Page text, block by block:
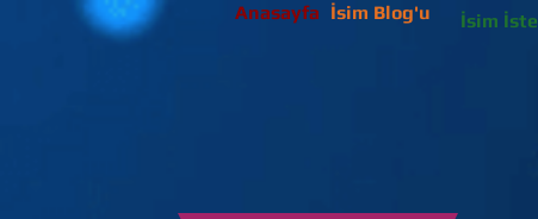
Anasayfa İsim Blog'u İsim İste